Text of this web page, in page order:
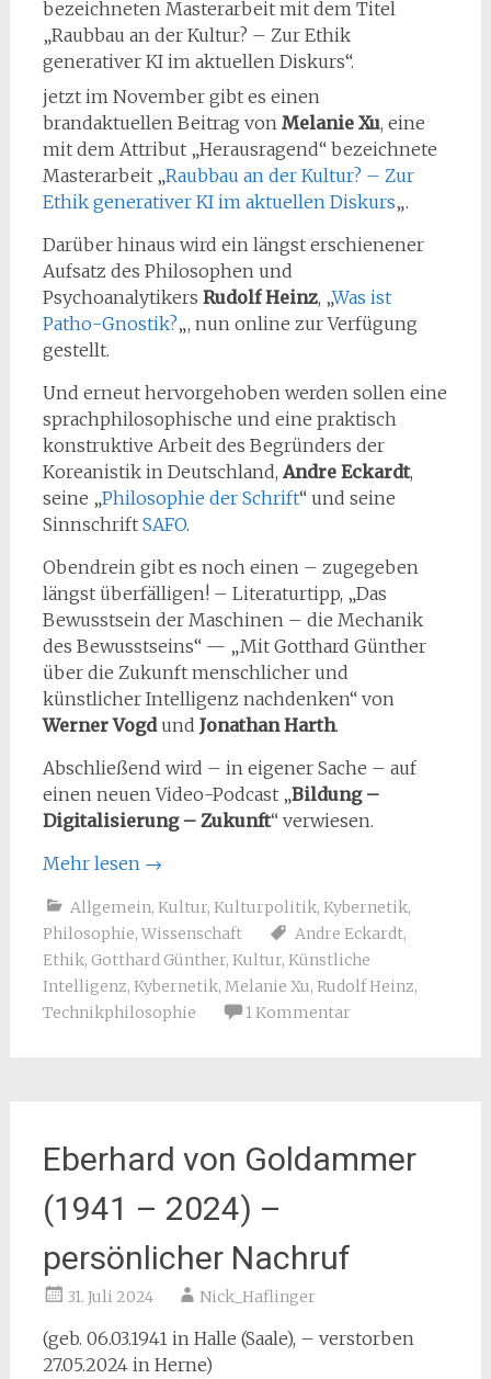
bezeichneten Masterarbeit mit dem Titel
„Raubbau an der Kultur? – Zur Ethik
generativer KI im aktuellen Diskurs“.
jetzt im November gibt es einen
brandaktuellen Beitrag von Melanie Xu, eine
mit dem Attribut „Herausragend“ bezeichnete
Masterarbeit „Raubbau an der Kultur? – Zur
Ethik generativer KI im aktuellen Diskurs„.
Darüber hinaus wird ein längst erschienener
Aufsatz des Philosophen und
Psychoanalytikers Rudolf Heinz, „Was ist
Patho-Gnostik?„, nun online zur Verfügung
gestellt.
Und erneut hervorgehoben werden sollen eine
sprachphilosophische und eine praktisch
konstruktive Arbeit des Begründers der
Koreanistik in Deutschland, Andre Eckardt,
seine „Philosophie der Schrift“ und seine
Sinnschrift SAFO.
Obendrein gibt es noch einen – zugegeben
längst überfälligen! – Literaturtipp, „Das
Bewusstsein der Maschinen – die Mechanik
des Bewusstseins“ — „Mit Gotthard Günther
über die Zukunft menschlicher und
künstlicher Intelligenz nachdenken“ von
Werner Vogdund Jonathan Harth.
Abschließend wird – in eigener Sache – auf
einen neuen Video-Podcast „Bildung –
Digitalisierung – Zukunft“ verwiesen.
Mehr lesen →
Allgemein, Kultur, Kulturpolitik, Kybernetik,
Philosophie, Wissenschaft Andre Eckardt,
Ethik, Gotthard Günther, Kultur, Künstliche
Intelligenz, Kybernetik, Melanie Xu, Rudolf Heinz,
Technikphilosophie
1 Kommentar
Eberhard von Goldammer
(1941 – 2024) –
persönlicher Nachruf
31. Juli 2024 Nick_Haflinger
(geb. 06.03.1941 in Halle (Saale), – verstorben
27.05.2024 in Herne)